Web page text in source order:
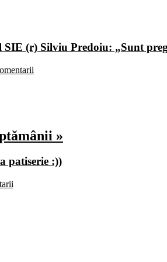
(r) Silviu Predoiu: „Sunt
»
patiserie :))